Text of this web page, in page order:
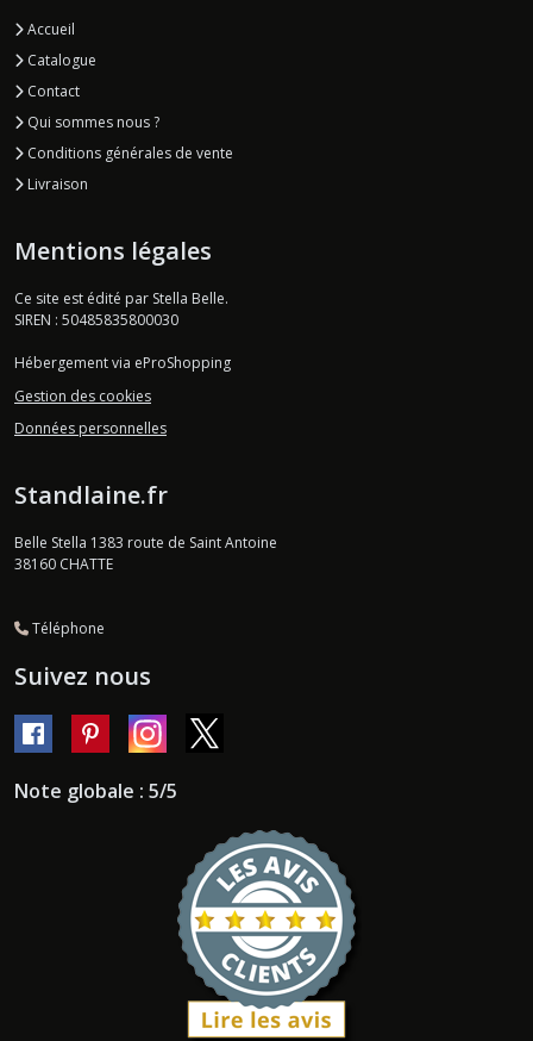
Accueil
Catalogue
Contact
Qui sommes nous ?
Conditions générales de vente
Livraison
Mentions légales
Ce site est édité par Stella Belle.
SIREN : 50485835800030
Hébergement via eProShopping
Gestion des cookies
Données personnelles
Standlaine.fr
Belle Stella 1383 route de Saint Antoine
38160 CHATTE
Téléphone
Suivez nous
Note globale : 5/5